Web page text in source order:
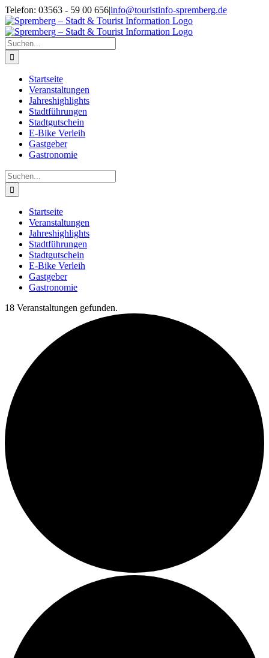
Zum
Inhalt
springen
Telefon: 03563 - 59 00 656|info@touristinfo-spremberg.de
Facebook
Instagram
Suche
nach:
Startseite
Veranstaltungen
Jahreshighlights
Stadtführungen
Stadtgutschein
E-Bike Verleih
Gastgeber
Gastronomie
Suche
nach:
Startseite
Veranstaltungen
Jahreshighlights
Stadtführungen
Stadtgutschein
E-Bike Verleih
Gastgeber
Gastronomie
18 Veranstaltungen gefunden.